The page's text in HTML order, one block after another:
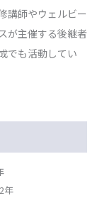
講師やウェルビー
が主催する後継者
でも活動してい
年